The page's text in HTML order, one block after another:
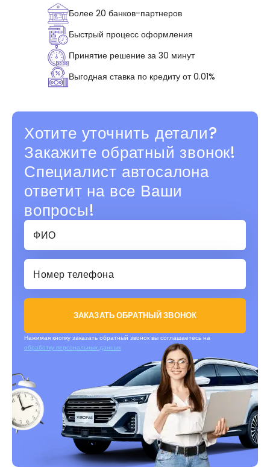
Более 20 банков-партнеров
Быстрый процесс оформления
Принятие решение за 30 минут
Выгодная ставка по кредиту от 0.01%
Хотите уточнить детали?
Закажите обратный звонок!
Специалист автосалона
ответит на все Ваши
вопросы!
ЗАКАЗАТЬ ОБРАТНЫЙ ЗВОНОК
Нажимая кнопку заказать обратный звонок вы соглашаетесь на
обработку персональных данных